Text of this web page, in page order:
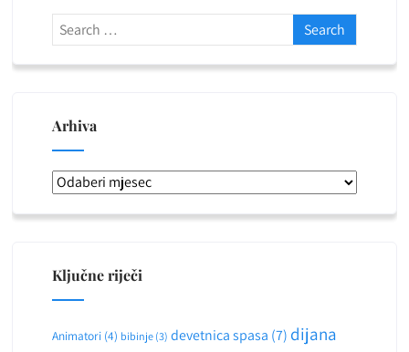
Arhiva
Arhiva
Ključne riječi
Animatori(4) bibinje(3) devetnica spasa (7) dijana